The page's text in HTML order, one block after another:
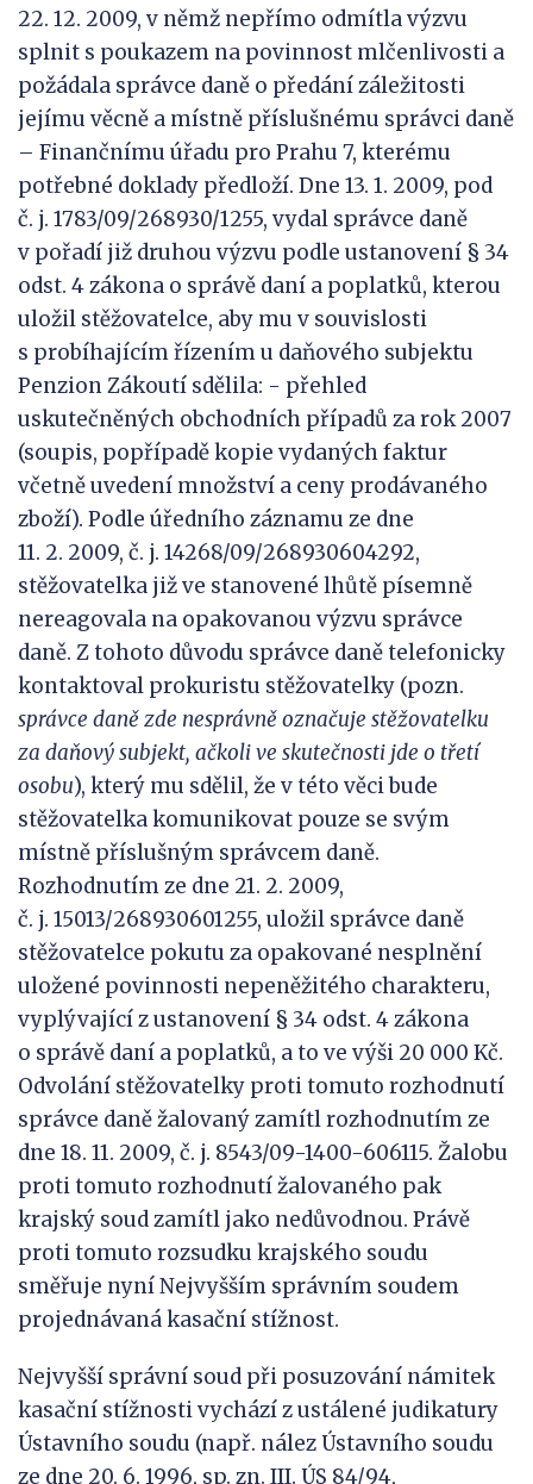
22. 12. 2009, v němž nepřímo odmítla výzvu
splnit s poukazem na povinnost mlčenlivosti a
požádala správce daně o předání záležitosti
jejímu věcně a místně příslušnému správci daně
– Finančnímu úřadu pro Prahu 7, kterému
potřebné doklady předloží. Dne 13. 1. 2009, pod
č. j. 1783/09/268930/1255, vydal správce daně
v pořadí již druhou výzvu podle ustanovení § 34
odst. 4 zákona o správě daní a poplatků, kterou
uložil stěžovatelce, aby mu v souvislosti
s probíhajícím řízením u daňového subjektu
Penzion Zákoutí sdělila: - přehled
uskutečněných obchodních případů za rok 2007
(soupis, popřípadě kopie vydaných faktur
včetně uvedení množství a ceny prodávaného
zboží). Podle úředního záznamu ze dne
11. 2. 2009, č. j. 14268/09/268930604292,
stěžovatelka již ve stanovené lhůtě písemně
nereagovala na opakovanou výzvu správce
daně. Z tohoto důvodu správce daně telefonicky
kontaktoval prokuristu stěžovatelky (pozn.
správce daně zde nesprávně označuje stěžovatelku
za daňový subjekt, ačkoli ve skutečnosti jde o třetí
osobu), který mu sdělil, že v této věci bude
stěžovatelka komunikovat pouze se svým
místně příslušným správcem daně.
Rozhodnutím ze dne 21. 2. 2009,
č. j. 15013/268930601255, uložil správce daně
stěžovatelce pokutu za opakované nesplnění
uložené povinnosti nepeněžitého charakteru,
vyplývající z ustanovení § 34 odst. 4 zákona
o správě daní a poplatků, a to ve výši 20 000 Kč.
Odvolání stěžovatelky proti tomuto rozhodnutí
správce daně žalovaný zamítl rozhodnutím ze
dne 18. 11. 2009, č. j. 8543/09-1400-606115. Žalobu
proti tomuto rozhodnutí žalovaného pak
krajský soud zamítl jako nedůvodnou. Právě
proti tomuto rozsudku krajského soudu
směřuje nyní Nejvyšším správním soudem
projednávaná kasační stížnost.
Nejvyšší správní soud při posuzování námitek
kasační stížnosti vychází z ustálené judikatury
Ústavního soudu (např. nález Ústavního soudu
ze dne 20. 6. 1996, sp. zn. III. ÚS 84/94,